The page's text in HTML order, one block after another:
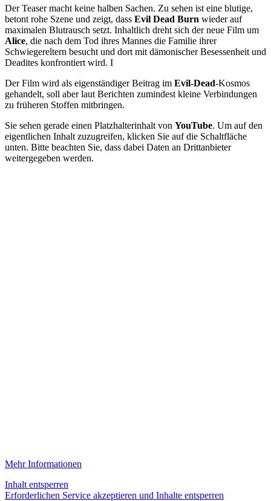
Der Teaser macht keine halben Sachen. Zu sehen ist eine blutige,
betont rohe Szene und zeigt, dass Evil Dead Burn wieder auf
maximalen Blutrausch setzt. Inhaltlich dreht sich der neue Film um
Alice, die nach dem Tod ihres Mannes die Familie ihrer
Schwiegereltern besucht und dort mit dämonischer Besessenheit und
Deadites konfrontiert wird. I
Der Film wird als eigenständiger Beitrag im Evil-Dead-Kosmos
gehandelt, soll aber laut Berichten zumindest kleine Verbindungen
zu früheren Stoffen mitbringen.
Sie sehen gerade einen Platzhalterinhalt von YouTube. Um auf den
eigentlichen Inhalt zuzugreifen, klicken Sie auf die Schaltfläche
unten. Bitte beachten Sie, dass dabei Daten an Drittanbieter
weitergegeben werden.
Mehr Informationen
Inhalt entsperren
Erforderlichen Service akzeptieren und Inhalte entsperren